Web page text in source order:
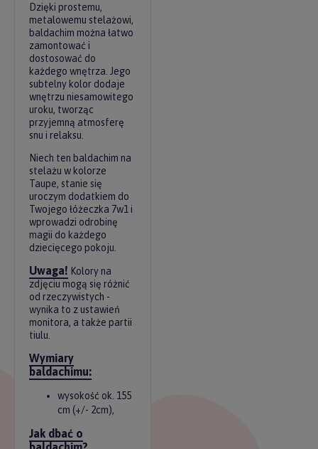
Dzięki prostemu,
metalowemu stelażowi,
baldachim można łatwo
zamontować i
dostosować do
każdego wnętrza. Jego
subtelny kolor dodaje
wnętrzu niesamowitego
uroku, tworząc
przyjemną atmosferę
snu i relaksu.
Niech ten baldachim na
stelażu w kolorze
Taupe, stanie się
uroczym dodatkiem do
Twojego łóżeczka 7w1 i
wprowadzi odrobinę
magii do każdego
dziecięcego pokoju.
Uwaga! Kolory na
zdjęciu mogą się różnić
od rzeczywistych -
wynika to z ustawień
monitora, a także partii
tiulu.
Wymiary
baldachimu:
wysokość ok. 155
cm (+/- 2cm),
Jak dbać o